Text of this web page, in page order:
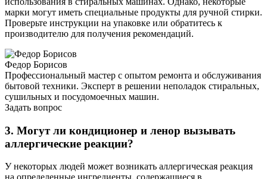
марки могут иметь специальные продукты для ручной стирки.
Проверьте инструкции на упаковке или обратитесь к
производителю для получения рекомендаций.
Федор Борисов
Профессиональный мастер с опытом ремонта и обслуживания
бытовой техники. Эксперт в решении неполадок стиральных,
сушильных и посудомоечных машин.
Задать вопрос
3. Могут ли кондиционер и ленор вызывать
аллергические реакции?
У некоторых людей может возникать аллергическая реакция